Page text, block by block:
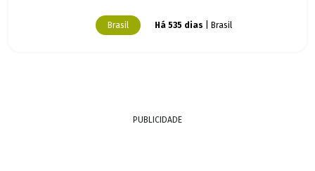
Brasil Há 535 dias | Brasil
PUBLICIDADE